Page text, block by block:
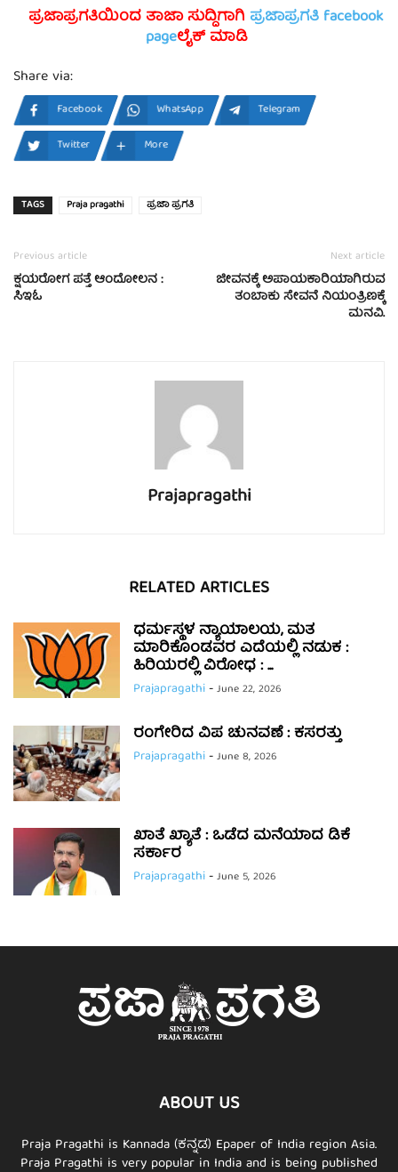
ಪ್ರಜಾಪ್ರಗತಿಯಿಂದ ತಾಜಾ ಸುದ್ದಿಗಾಗಿ ಪ್ರಜಾಪ್ರಗತಿ facebook
pageಲೈಕ್ ಮಾಡಿ
Share via:
Facebook WhatsApp
Telegram
Twitter
More
TAGS Praja pragathi ಪ್ರಜಾ ಪ್ರಗತಿ
Previous article
ಕ್ಷಯರೋಗ ಪತ್ತೆ ಆಂದೋಲನ :
ಸಿಇಓ
Next article
ಜೀವನಕ್ಕೆ ಅಪಾಯಕಾರಿಯಾಗಿರುವ
ತಂಬಾಕು ಸೇವನೆ ನಿಯಂತ್ರಿಣಕ್ಕೆ
ಮನವಿ.
Prajapragathi
RELATED ARTICLES
ಧರ್ಮಸ್ಥಳ ನ್ಯಾಯಾಲಯ, ಮತ
ಮಾರಿಕೊಂಡವರ ಎದೆಯಲ್ಲಿ ನಡುಕ :
ಹಿರಿಯರಲ್ಲಿ ವಿರೋಧ : ...
Prajapragathi-June 22, 2026
ರಂಗೇರಿದ ವಿಪ ಚುನವಣೆ : ಕಸರತ್ತು
Prajapragathi-June 8, 2026
ಖಾತೆ ಖ್ಯಾತೆ : ಒಡೆದ ಮನೆಯಾದ ಡಿಕೆ
ಸರ್ಕಾರ
Prajapragathi-June 5, 2026
ABOUT US
Praja Pragathi is Kannada (ಕನ್ನಡ) Epaper of India region Asia.
Praja Pragathi is very popular in India and is being published